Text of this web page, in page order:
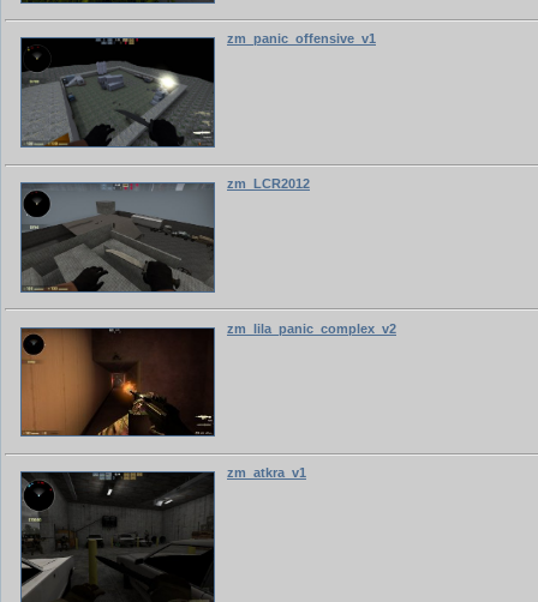
zm_panic_offensive_v1
zm_LCR2012
zm_lila_panic_complex_v2
zm_atkra_v1